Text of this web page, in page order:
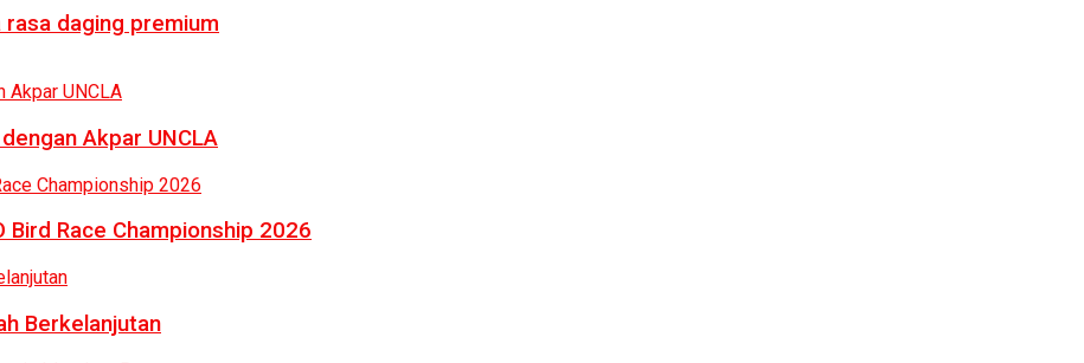
daging premium
Akpar UNCLA
Race Championship 2026
Berkelanjutan